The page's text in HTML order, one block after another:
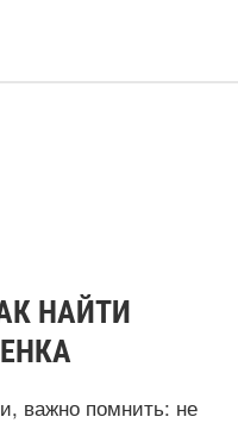
НАЙТИ
важно помнить: не